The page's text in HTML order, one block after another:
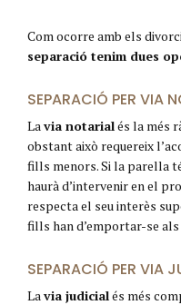
Com ocorre amb els
separació tenim dues
SEPARACIÓ PER VIA
Lavia notarialés la més
obstant això requereix
fills menors. Si la parella
haurà d’intervenir en el
respecta el seu interès
fills han d’emportar-se
SEPARACIÓ PER VIA
La via judicialés més